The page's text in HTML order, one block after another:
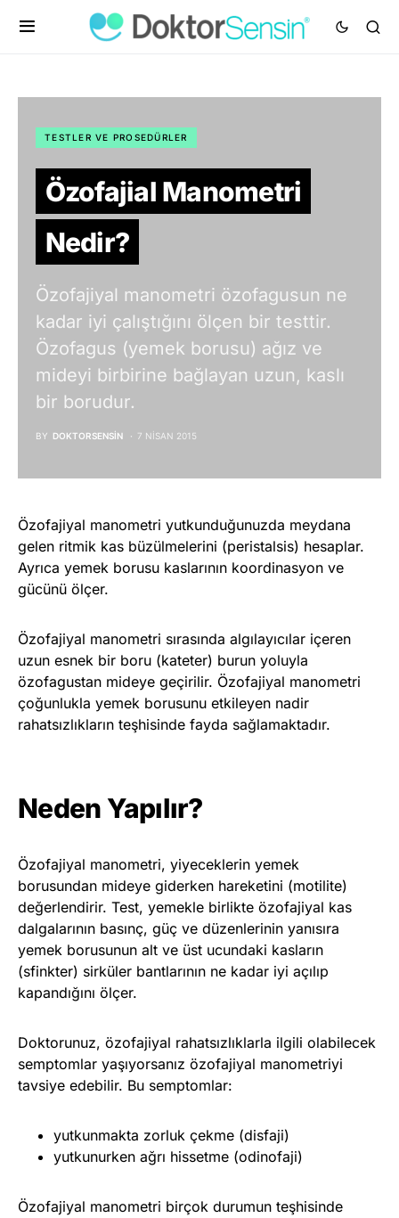
TESTLER VE PROSEDÜRLER
Özofajial Manometri
Nedir?
Özofajiyal manometri özofagusun ne
kadar iyi çalıştığını ölçen bir testtir.
Özofagus (yemek borusu) ağız ve
mideyi birbirine bağlayan uzun, kaslı
bir borudur.
BY DOKTORSENSIN 7 NISAN 2015
Özofajiyal manometri yutkunduğunuzda meydana
gelen ritmik kas büzülmelerini (peristalsis) hesaplar.
Ayrıca yemek borusu kaslarının koordinasyon ve
gücünü ölçer.
Özofajiyal manometri sırasında algılayıcılar içeren
uzun esnek bir boru (kateter) burun yoluyla
özofagustan mideye geçirilir. Özofajiyal manometri
çoğunlukla yemek borusunu etkileyen nadir
rahatsızlıkların teşhisinde fayda sağlamaktadır.
Neden Yapılır?
Özofajiyal manometri, yiyeceklerin yemek
borusundan mideye giderken hareketini (motilite)
değerlendirir. Test, yemekle birlikte özofajiyal kas
dalgalarının basınç, güç ve düzenlerinin yanısıra
yemek borusunun alt ve üst ucundaki kasların
(sfinkter) sirküler bantlarının ne kadar iyi açılıp
kapandığını ölçer.
Doktorunuz, özofajiyal rahatsızlıklarla ilgili olabilecek
semptomlar yaşıyorsanız özofajiyal manometriyi
tavsiye edebilir. Bu semptomlar:
yutkunmakta zorluk çekme (disfaji)
yutkunurken ağrı hissetme (odinofaji)
Özofajiyal manometri birçok durumun teşhisinde